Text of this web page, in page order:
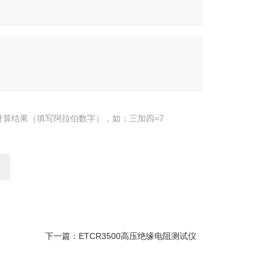
算结果（填写阿拉伯数字），如：三加四=7
下一篇： ETCR3500高压绝缘电阻测试仪